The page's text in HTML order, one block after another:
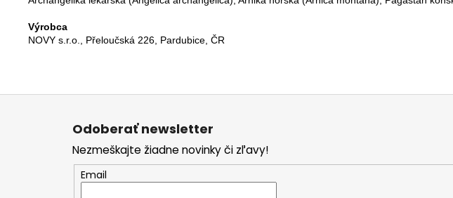
Výrobca
NOVY s.r.o., Přeloučská 226, Pardubice, ČR
Z
Odoberať newsletter
Nezmeškajte žiadne novinky či zľavy!
Email